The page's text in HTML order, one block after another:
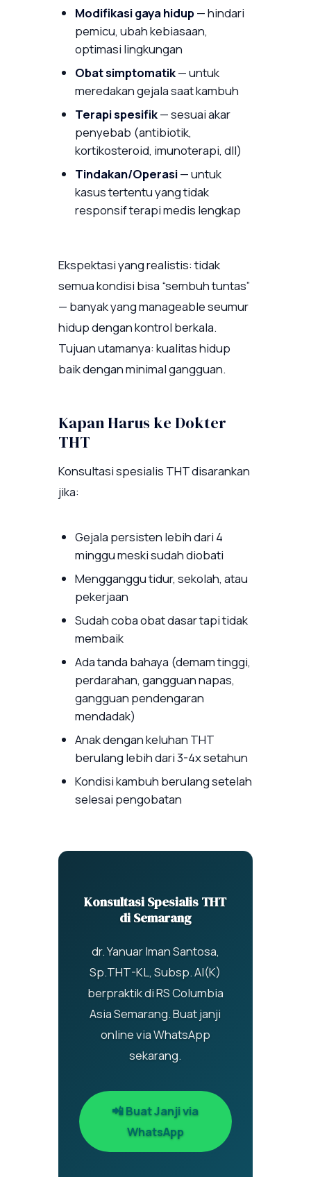
Modifikasi gaya hidup— hindari
pemicu, ubah kebiasaan,
optimasi lingkungan
Obat simptomatik— untuk
meredakan gejala saat kambuh
Terapi spesifik— sesuai akar
penyebab (antibiotik,
kortikosteroid, imunoterapi, dll)
Tindakan/Operasi— untuk
kasus tertentu yang tidak
responsif terapi medis lengkap
Ekspektasi yang realistis: tidak
semua kondisi bisa “sembuh tuntas”
— banyak yang manageable seumur
hidup dengan kontrol berkala.
Tujuan utamanya: kualitas hidup
baik dengan minimal gangguan.
Kapan Harus ke Dokter
THT
Konsultasi spesialis THT disarankan
jika:
Gejala persisten lebih dari 4
minggu meski sudah diobati
Mengganggu tidur, sekolah, atau
pekerjaan
Sudah coba obat dasar tapi tidak
membaik
Ada tanda bahaya (demam tinggi,
perdarahan, gangguan napas,
gangguan pendengaran
mendadak)
Anak dengan keluhan THT
berulang lebih dari 3-4x setahun
Kondisi kambuh berulang setelah
selesai pengobatan
Konsultasi Spesialis THT
di Semarang
dr. Yanuar Iman Santosa,
Sp.THT-KL, Subsp. AI(K)
berpraktik di RS Columbia
Asia Semarang. Buat janji
online via WhatsApp
sekarang.
📲 Buat Janji via
WhatsApp